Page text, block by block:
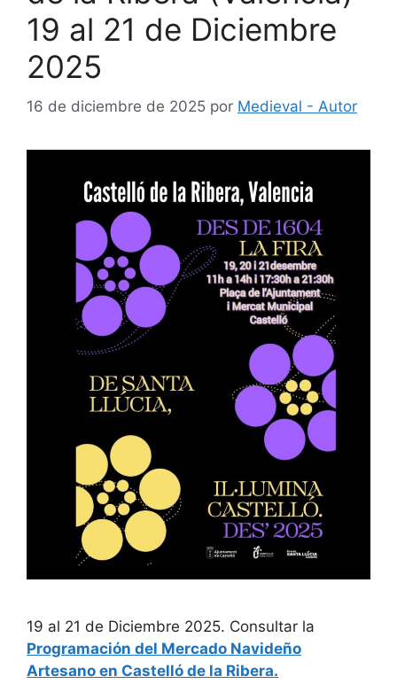
19 al 21 de Diciembre
2025
16 de diciembre de 2025 por Medieval - Autor
19 al 21 de Diciembre 2025. Consultar la
Programación del Mercado Navideño
Artesano en Castelló de la Ribera.